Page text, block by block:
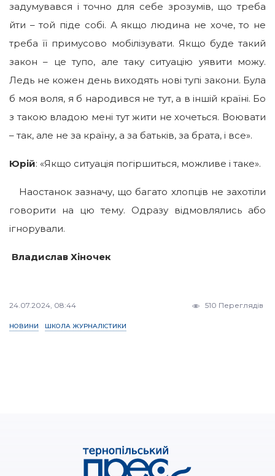
задумувався і точно для себе зрозумів, що треба
йти – той піде собі. А якщо людина не хоче, то не
треба її примусово мобілізувати. Якщо буде такий
закон – це тупо, але таку ситуацію уявити можу.
Ледь не кожен день виходять нові тупі закони. Була
б моя воля, я б народився не тут, а в іншій країні. Бо
з такою владою мені тут жити не хочеться. Воювати
– так, але не за країну, а за батьків, за брата, і все».
Юрій: «Якщо ситуація погіршиться, можливе і таке».
Наостанок зазначу, що багато хлопців не захотіли
говорити на цю тему. Одразу відмовлялись або
ігнорували.
Владислав Хіночек
24.07.2024, 08:44 510 Переглядів
НОВИНИ ШКОЛА ЖУРНАЛІСТИКИ